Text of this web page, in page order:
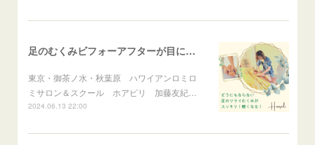
足のむくみビフォーアフターが目に見えてわかる
東京・御茶ノ水・秋葉原 ハワイアンロミロ
ミサロン＆スクール ホアピリ 加藤友紀…
2024.06.13 22:00